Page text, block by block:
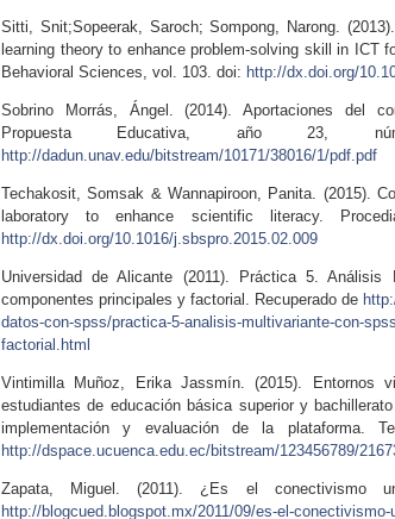
Sitti, Snit;Sopeerak, Saroch; Sompong, Narong.
learning theory to enhance problem-solving skill in ICT
Behavioral Sciences, vol. 103. doi: http://dx.doi.org/
Sobrino Morrás, Ángel. (2014). Aportaciones del
Propuesta Educativa, año 23,
http://dadun.unav.edu/bitstream/10171/38016/1/pdf.pdf
Techakosit, Somsak & Wannapiroon, Panita. (2015).
laboratory to enhance scientific literacy.
http://dx.doi.org/10.1016/j.sbspro.2015.02.009
Universidad de Alicante (2011). Práctica 5.
componentes principales y factorial. Recuperado de
datos-con-spss/practica-5-analisis-multivariante-con-
factorial.html
Vintimilla Muñoz, Erika Jassmín. (2015). Entornos
estudiantes de educación básica superior y
implementación y evaluación de la plataforma.
http://dspace.ucuenca.edu.ec/bitstream/123456789/
Zapata, Miguel. (2011). ¿Es el conectivismo
http://blogcued.blogspot.mx/2011/09/es-el-conectivismo-